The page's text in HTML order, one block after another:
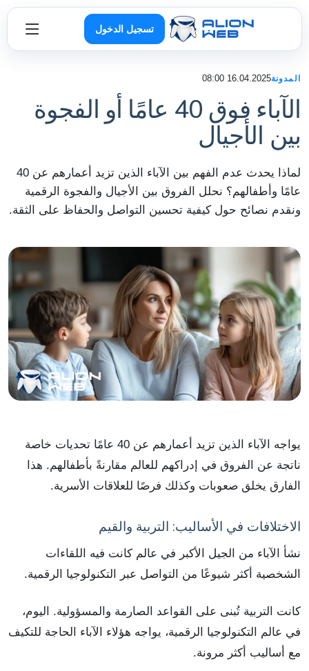
تسجيل الدخول
المدونة16.04.2025 08:00
الآباء فوق 40 عامًا أو الفجوة
بين الأجيال
لماذا يحدث عدم الفهم بين الآباء الذين تزيد أعمارهم عن 40
عامًا وأطفالهم؟ نحلل الفروق بين الأجيال والفجوة الرقمية
ونقدم نصائح حول كيفية تحسين التواصل والحفاظ على الثقة.
يواجه الآباء الذين تزيد أعمارهم عن 40 عامًا تحديات خاصة
ناتجة عن الفروق في إدراكهم للعالم مقارنةً بأطفالهم. هذا
الفارق يخلق صعوبات وكذلك فرصًا للعلاقات الأسرية.
الاختلافات في الأساليب: التربية والقيم
نشأ الآباء من الجيل الأكبر في عالم كانت فيه اللقاءات
الشخصية أكثر شيوعًا من التواصل عبر التكنولوجيا الرقمية.
كانت التربية تُبنى على القواعد الصارمة والمسؤولية. اليوم،
في عالم التكنولوجيا الرقمية، يواجه هؤلاء الآباء الحاجة للتكيف
مع أساليب أكثر مرونة.